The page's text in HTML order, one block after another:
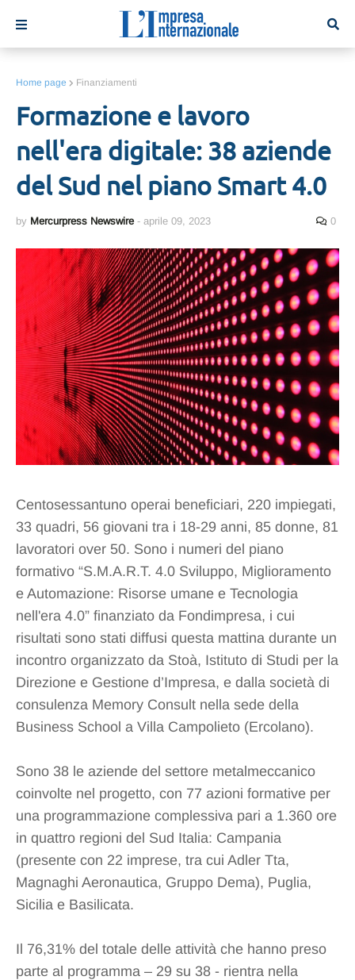
Home page Finanziamenti
Formazione e lavoro
nell'era digitale: 38 aziende
del Sud nel piano Smart 4.0
by Mercurpress Newswire - aprile 09, 2023 0
Centosessantuno operai beneficiari, 220 impiegati,
33 quadri, 56 giovani tra i 18-29 anni, 85 donne, 81
lavoratori over 50. Sono i numeri del piano
formativo “S.M.A.R.T. 4.0 Sviluppo, Miglioramento
e Automazione: Risorse umane e Tecnologia
nell'era 4.0” finanziato da Fondimpresa, i cui
risultati sono stati diffusi questa mattina durante un
incontro organizzato da Stoà, Istituto di Studi per la
Direzione e Gestione d’Impresa, e dalla società di
consulenza Memory Consult nella sede della
Business School a Villa Campolieto (Ercolano).
Sono 38 le aziende del settore metalmeccanico
coinvolte nel progetto, con 77 azioni formative per
una programmazione complessiva pari a 1.360 ore
in quattro regioni del Sud Italia: Campania
(presente con 22 imprese, tra cui Adler Tta,
Magnaghi Aeronautica, Gruppo Dema), Puglia,
Sicilia e Basilicata.
Il 76,31% del totale delle attività che hanno preso
parte al programma – 29 su 38 - rientra nella